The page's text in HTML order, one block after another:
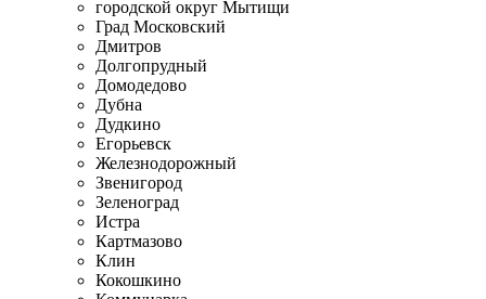
городской округ Мытищи
Град Московский
Дмитров
Долгопрудный
Домодедово
Дубна
Дудкино
Егорьевск
Железнодорожный
Звенигород
Зеленоград
Истра
Картмазово
Клин
Кокошкино